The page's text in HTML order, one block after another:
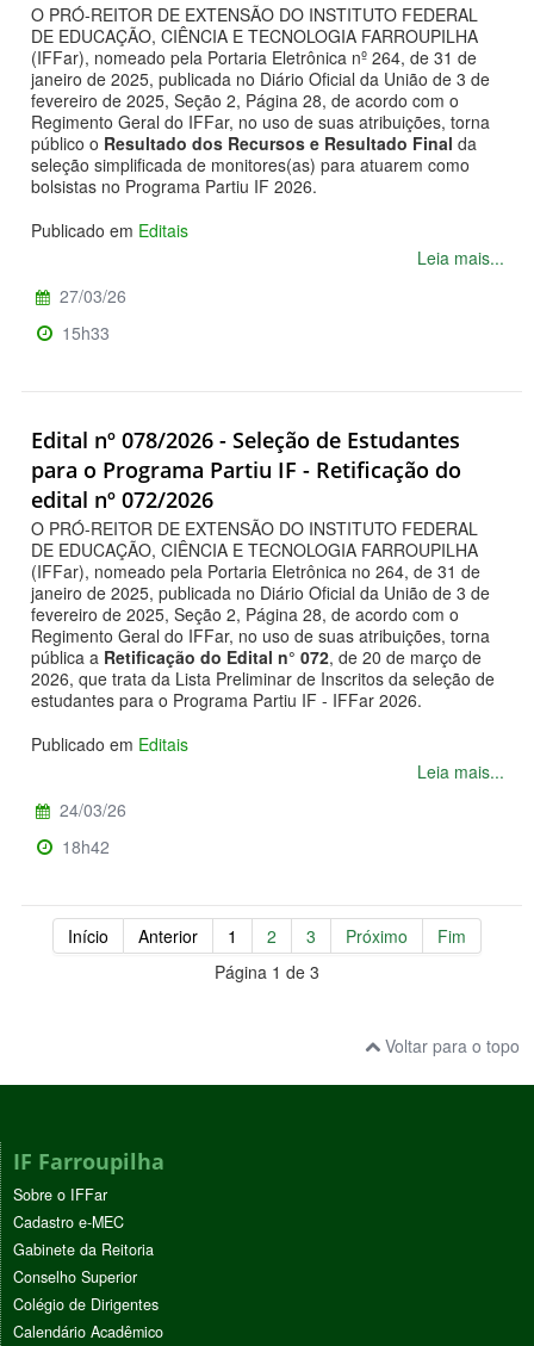
O PRÓ-REITOR DE EXTENSÃO DO INSTITUTO FEDERAL
DE EDUCAÇÃO, CIÊNCIA E TECNOLOGIA FARROUPILHA
(IFFar), nomeado pela Portaria Eletrônica nº 264, de 31 de
janeiro de 2025, publicada no Diário Oficial da União de 3 de
fevereiro de 2025, Seção 2, Página 28, de acordo com o
Regimento Geral do IFFar, no uso de suas atribuições, torna
público o Resultado dos Recursos e Resultado Final da
seleção simplificada de monitores(as) para atuarem como
bolsistas no Programa Partiu IF 2026.
Publicado em Editais
Leia mais...
27/03/26
15h33
Edital nº 078/2026 - Seleção de Estudantes
para o Programa Partiu IF - Retificação do
edital nº 072/2026
O PRÓ-REITOR DE EXTENSÃO DO INSTITUTO FEDERAL
DE EDUCAÇÃO, CIÊNCIA E TECNOLOGIA FARROUPILHA
(IFFar), nomeado pela Portaria Eletrônica no 264, de 31 de
janeiro de 2025, publicada no Diário Oficial da União de 3 de
fevereiro de 2025, Seção 2, Página 28, de acordo com o
Regimento Geral do IFFar, no uso de suas atribuições, torna
pública a Retificação do Edital n° 072, de 20 de março de
2026, que trata da Lista Preliminar de Inscritos da seleção de
estudantes para o Programa Partiu IF - IFFar 2026.
Publicado em Editais
Leia mais...
24/03/26
18h42
Início Anterior 1 2 3 Próximo
Fim
Página 1 de 3
Voltar para o topo
IF Farroupilha
Sobre o IFFar
Cadastro e-MEC
Gabinete da Reitoria
Conselho Superior
Colégio de Dirigentes
Calendário Acadêmico